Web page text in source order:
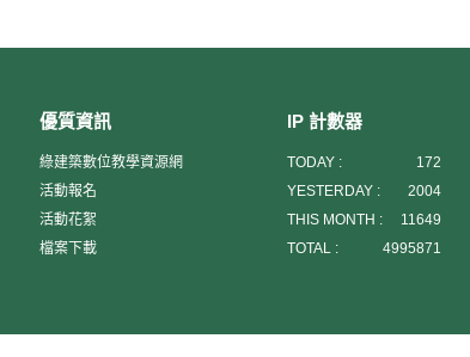
優質資訊
綠建築數位教學資源網
活動報名
活動花絮
檔案下載
IP 計數器
TODAY :
172
YESTERDAY :
2004
THIS MONTH :
11649
TOTAL :
4995871